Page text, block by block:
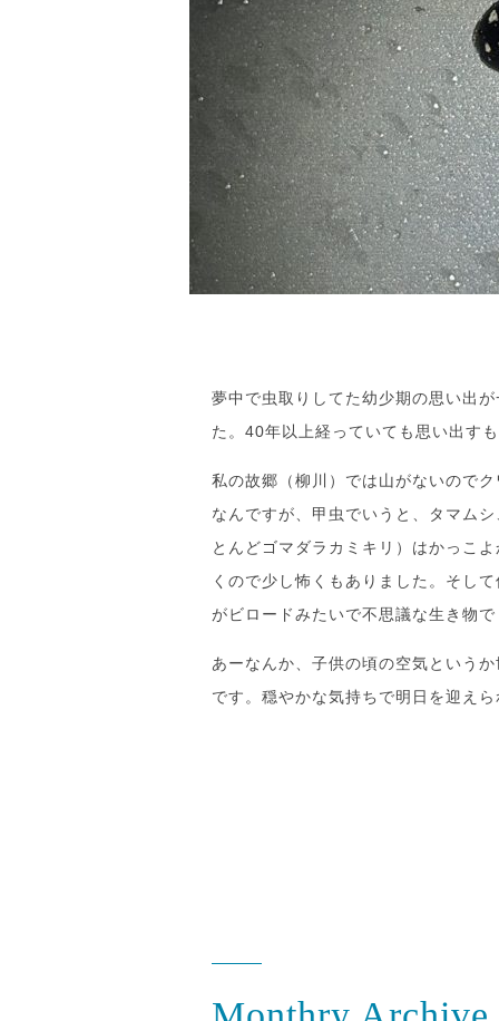
夢中で虫取りしてた幼少期の思い出
た。40年以上経っていても思い出す
私の故郷（柳川）では山がないので
なんですが、甲虫でいうと、タマム
とんどゴマダラカミキリ）はかっこ
くので少し怖くもありました。そし
がビロードみたいで不思議な生き物
あーなんか、子供の頃の空気という
です。穏やかな気持ちで明日を迎え